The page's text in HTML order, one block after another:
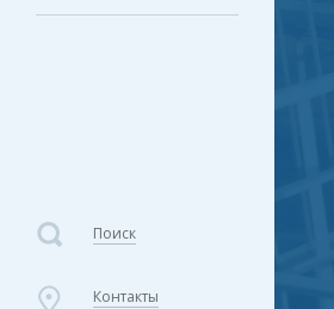
Поиск
Контакты